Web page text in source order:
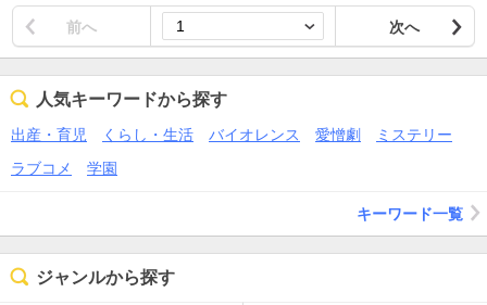
前へ 次へ
人気キーワードから探す
出産・育児 くらし・生活 バイオレンス 愛憎劇
ミステリー
ラブコメ
学園
キーワード一覧
ジャンルから探す